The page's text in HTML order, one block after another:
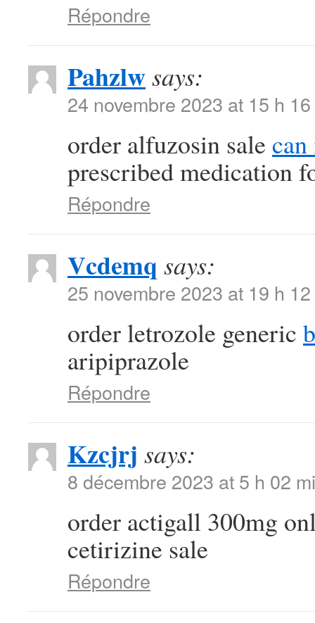
Répondre
Pahzlwsays:
24 novembre 2023 at 15 h
order alfuzosin sale
prescribed medication
Répondre
Vcdemq says:
25 novembre 2023 at 19 h
order letrozole generic
aripiprazole
Répondre
Kzcjrj says:
8 décembre 2023 at 5 h 02
order actigall 300mg
cetirizine sale
Répondre